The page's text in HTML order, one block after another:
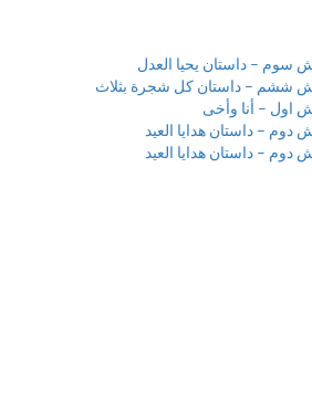
سوم – داستان یحیا العدل
ششم – داستان کل شجرة بثلاث
اول – أنا وأخی
– داستان هدایا العید
– داستان هدایا العید